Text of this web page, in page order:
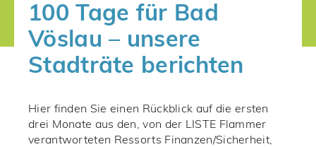
100 Tage für Bad
Vöslau – unsere
Stadträte berichten
Hier finden Sie einen Rückblick auf die ersten
drei Monate aus den, von der LISTE Flammer
verantworteten Ressorts Finanzen/Sicherheit,